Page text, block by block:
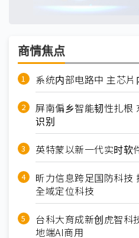
商情焦点
系统内部电路中 主芯
屏南偏乡智能韧性扎根
识别
英特蒙以新一代实时软
昕力信息跨足国防科技
全域定位科技
台科大育成新创虎智科
地端AI商用